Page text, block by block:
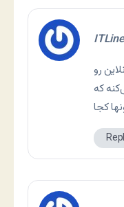
ITLine
رو
که
کجا